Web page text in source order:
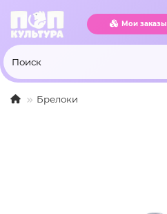
Мои заказы
Брелоки